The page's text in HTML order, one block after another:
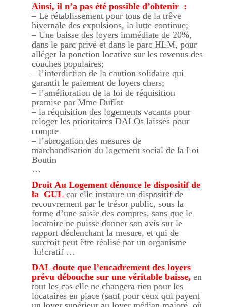
Ainsi, il n’a pas été possible d’obtenir :
– Le rétablissement pour tous de la trêve
hivernale des expulsions, la lutte continue;
– Une baisse des loyers immédiate de 20%,
dans le parc privé et dans le parc HLM, pour
alléger la ponction locative sur les revenus des
couches populaires;
– l’interdiction de la caution solidaire qui
garantit le paiement de loyers chers;
– l’amélioration de la loi de réquisition
promise par Mme Duflot
– la réquisition des logements vacants pour
reloger les prioritaires DALOs laissés pour
compte
– l’abrogation des mesures de
marchandisation du logement social de la Loi
Boutin
…
Droit Au Logement dénonce le dispositif de
la GULcar elle instaure un dispositif de
recouvrement par le trésor public, sous la
forme d’une saisie des comptes, sans que le
locataire ne puisse donner son avis sur le
rapport déclenchant la mesure, et qui de
surcroit peut être réalisé par un organisme
lu!cratif …
DAL doute que l’encadrement des loyers
prévu débouche sur une véritable baisse, en
tout les cas elle ne changera rien pour les
locataires en place (sauf pour ceux qui payent